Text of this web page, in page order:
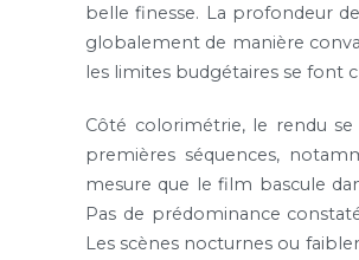
belle finesse. La profondeur
globalement de manière
les limites budgétaires se font
Côté colorimétrie, le rendu
premières séquences,
mesure que le film bascule
Pas de prédominance
Les scènes nocturnes ou